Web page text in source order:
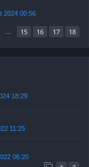
2024 00:56
15 16 17 18
18:29
11:25
06:20